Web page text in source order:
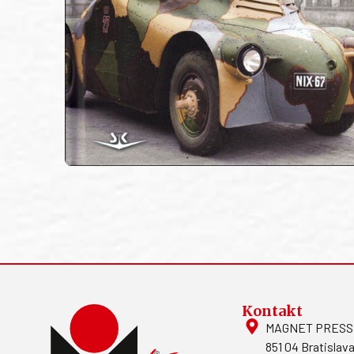
Kontakt
MAGNET
851 04